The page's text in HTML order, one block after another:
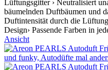
Lüftungsgitter › Neutralisiert
bäumelnden Duftbäumen und
Duftintensität durch die
Design› Passende Farben in
Ansicht